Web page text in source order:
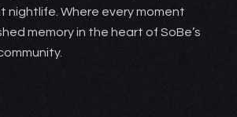
nightlife. Where every moment
memory in the heart of SoBe’s